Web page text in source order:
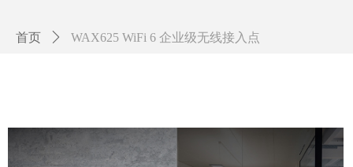
首页 ꄲ WAX625 WiFi 6 企业级无线接入点